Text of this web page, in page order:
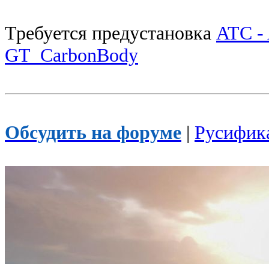
Требуется предустановка ATC -
GT_CarbonBody
Обсудить на форуме |